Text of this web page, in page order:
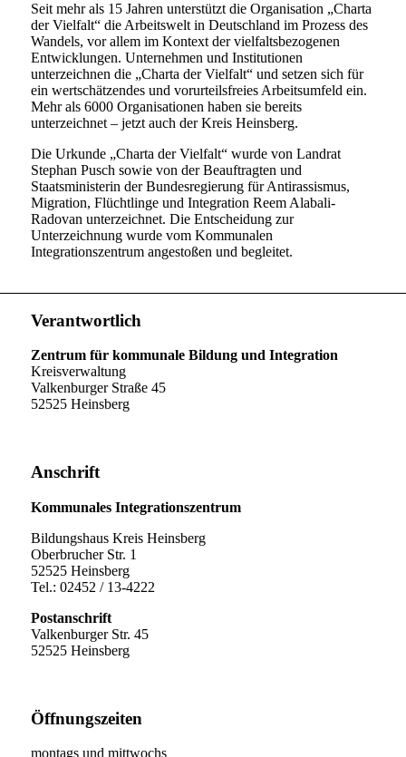
Seit mehr als 15 Jahren unterstützt die Organisation „Charta
der Vielfalt“ die Arbeitswelt in Deutschland im Prozess des
Wandels, vor allem im Kontext der vielfaltsbezogenen
Entwicklungen. Unternehmen und Institutionen
unterzeichnen die „Charta der Vielfalt“ und setzen sich für
ein wertschätzendes und vorurteilsfreies Arbeitsumfeld ein.
Mehr als 6000 Organisationen haben sie bereits
unterzeichnet – jetzt auch der Kreis Heinsberg.
Die Urkunde „Charta der Vielfalt“ wurde von Landrat
Stephan Pusch sowie von der Beauftragten und
Staatsministerin der Bundesregierung für Antirassismus,
Migration, Flüchtlinge und Integration Reem Alabali-
Radovan unterzeichnet. Die Entscheidung zur
Unterzeichnung wurde vom Kommunalen
Integrationszentrum angestoßen und begleitet.
Verantwortlich
Zentrum für kommunale Bildung und Integration
Kreisverwaltung
Valkenburger Straße 45
52525 Heinsberg
Anschrift
Kommunales Integrationszentrum
Bildungshaus Kreis Heinsberg
Oberbrucher Str. 1
52525 Heinsberg
Tel.: 02452 / 13-4222
Postanschrift
Valkenburger Str. 45
52525 Heinsberg
Öffnungszeiten
montags und mittwochs